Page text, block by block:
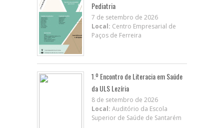
Pediatria
7 de setembro de 2026
Local: Centro Empresarial de
Paços de Ferreira
1.º Encontro de Literacia em Saúde
da ULS Lezíria
8 de setembro de 2026
Local: Auditório da Escola
Superior de Saúde de Santarém